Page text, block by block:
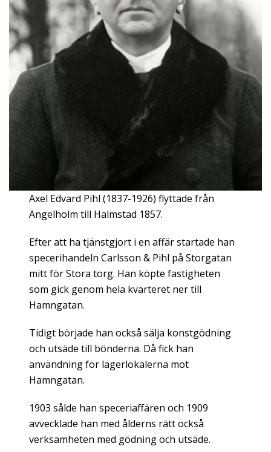
Axel Edvard Pihl (1837-1926) flyttade från
Ängelholm till Halmstad 1857.
Efter att ha tjänstgjort i en affär startade han
specerihandeln Carlsson & Pihl på Storgatan
mitt för Stora torg. Han köpte fastigheten
som gick genom hela kvarteret ner till
Hamngatan.
Tidigt började han också sälja konstgödning
och utsäde till bönderna. Då fick han
användning för lagerlokalerna mot
Hamngatan.
1903 sålde han speceriaffären och 1909
avvecklade han med ålderns rätt också
verksamheten med gödning och utsäde.